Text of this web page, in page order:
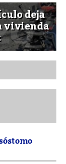
deja
vivienda